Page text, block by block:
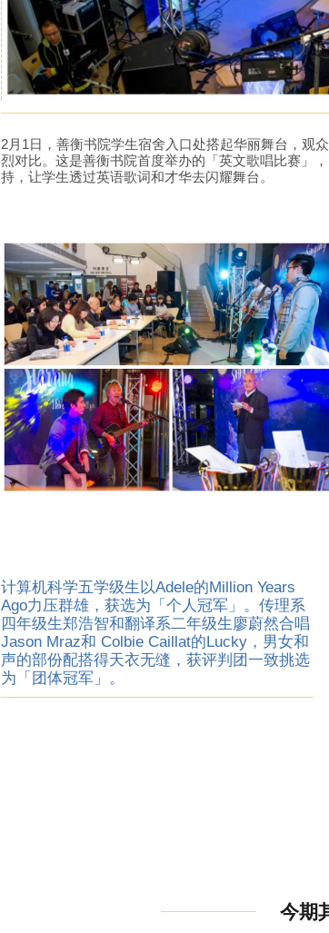
2月1日，善衡书院学生宿舍入口处搭起华丽舞台，观
烈对比。这是善衡书院首度举办的「英文歌唱比赛」
持，让学生透过英语歌词和才华去闪耀舞台。
计算机科学五学级生以Adele的Million Years
Ago力压群雄，获选为「个人冠军」。传理系
四年级生郑浩智和翻译系二年级生廖蔚然合唱
Jason Mraz和 Colbie Caillat的Lucky，男女和
声的部份配搭得天衣无缝，获评判团一致挑选
为「团体冠军」。
今期